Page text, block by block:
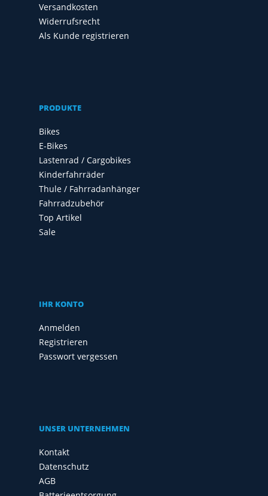
Versandkosten
Widerrufsrecht
Als Kunde registrieren
PRODUKTE
Bikes
E-Bikes
Lastenrad / Cargobikes
Kinderfahrräder
Thule / Fahrradanhänger
Fahrradzubehör
Top Artikel
Sale
IHR KONTO
Anmelden
Registrieren
Passwort vergessen
UNSER UNTERNEHMEN
Kontakt
Datenschutz
AGB